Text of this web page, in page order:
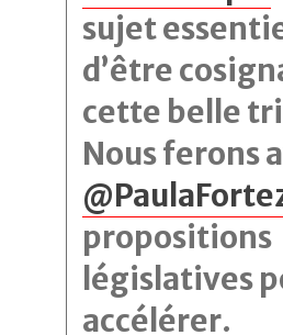
sujet
d’être
cette belle
Nous ferons
propositions
législatives
accélérer.